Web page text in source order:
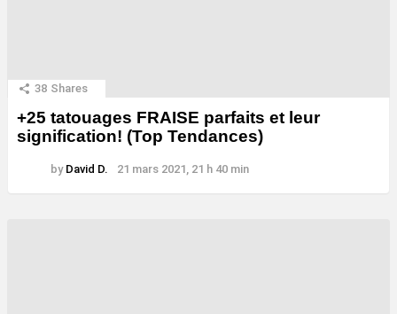
38 Shares
+25 tatouages ​​FRAISE parfaits et leur
signification! (Top Tendances)
by David D. 21 mars 2021, 21 h 40 min